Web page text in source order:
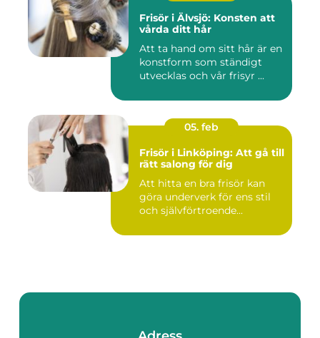
Frisör i Älvsjö: Konsten att
vårda ditt hår
Att ta hand om sitt hår är en
konstform som ständigt
utvecklas och vår frisyr ...
05. feb
Frisör i Linköping: Att gå till
rätt salong för dig
Att hitta en bra frisör kan
göra underverk för ens stil
och självförtroende...